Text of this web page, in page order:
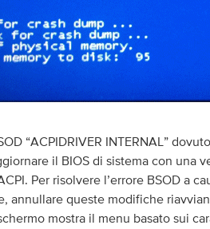
“ACPIDRIVER INTERNAL”
il BIOS di sistema con una
Per risolvere l’errore BSOD a
annullare queste modifiche
mostra il menu basato sui